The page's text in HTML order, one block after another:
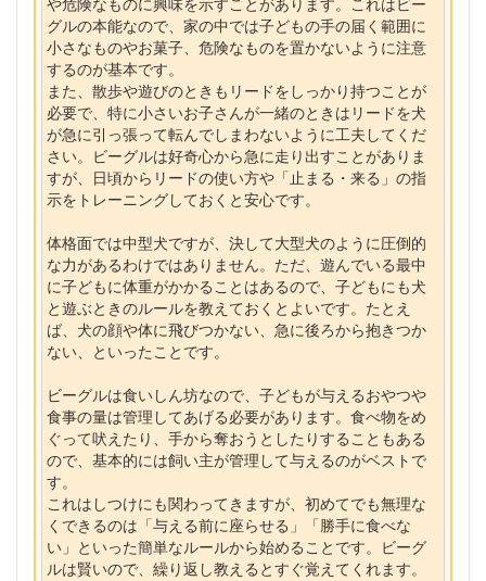
グルの本能なので、家の中では子どもの手の届く範囲に
小さなものやお菓子、危険なものを置かないように注意
するのが基本です。
また、散歩や遊びのときもリードをしっかり持つことが
必要で、特に小さいお子さんが一緒のときはリードを犬
が急に引っ張って転んでしまわないように工夫してくだ
さい。ビーグルは好奇心から急に走り出すことがありま
すが、日頃からリードの使い方や「止まる・来る」の指
示をトレーニングしておくと安心です。
体格面では中型犬ですが、決して大型犬のように圧倒的
な力があるわけではありません。ただ、遊んでいる最中
に子どもに体重がかかることはあるので、子どもにも犬
と遊ぶときのルールを教えておくとよいです。たとえ
ば、犬の顔や体に飛びつかない、急に後ろから抱きつか
ない、といったことです。
ビーグルは食いしん坊なので、子どもが与えるおやつや
食事の量は管理してあげる必要があります。食べ物をめ
ぐって吠えたり、手から奪おうとしたりすることもある
ので、基本的には飼い主が管理して与えるのがベストで
す。
これはしつけにも関わってきますが、初めてでも無理な
くできるのは「与える前に座らせる」「勝手に食べな
い」といった簡単なルールから始めることです。ビーグ
ルは賢いので、繰り返し教えるとすぐ覚えてくれます。